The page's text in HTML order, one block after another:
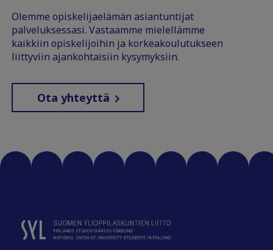
Olemme opiskelijaelämän asiantuntijat
palveluksessasi. Vastaamme mielellämme
kaikkiin opiskelijoihin ja korkeakoulutukseen
liittyviin ajankohtaisiin kysymyksiin.
Ota yhteyttä